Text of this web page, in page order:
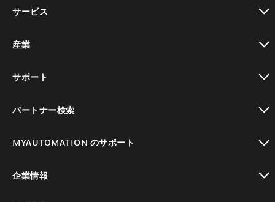
サービス
産業
サポート
パートナー検索
MYAUTOMATION のサポート
企業情報